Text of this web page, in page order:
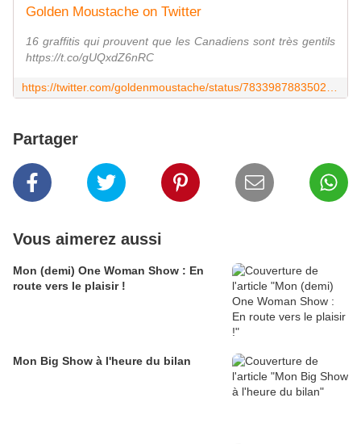
Golden Moustache on Twitter
16 graffitis qui prouvent que les Canadiens sont très gentils
https://t.co/gUQxdZ6nRC
Partager
Vous aimerez aussi
Mon (demi) One Woman Show : En
route vers le plaisir !
Mon Big Show à l'heure du bilan